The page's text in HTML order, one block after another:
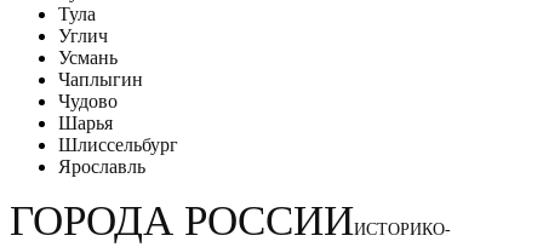
Тула
Углич
Усмань
Чаплыгин
Чудово
Шарья
Шлиссельбург
Ярославль
ГОРОДА РОССИИИСТОРИКО-